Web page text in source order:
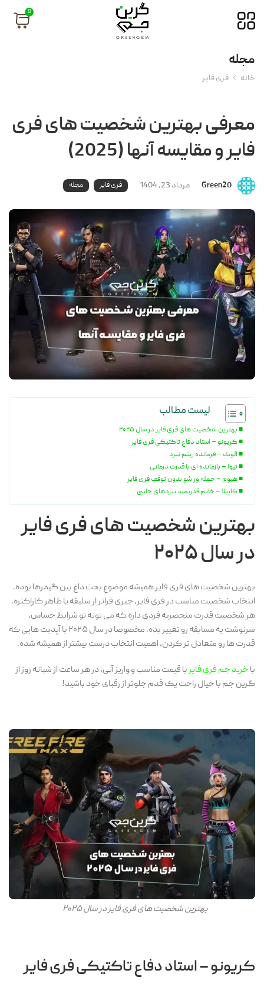
0
مجله
خانه فری فایر
معرفی بهترین شخصیت های فری
فایر و مقایسه آنها (2025)
Green20 مرداد 23, 1404 فری فایر مجله
لیست مطالب
بهترین شخصیت های فری فایر در سال ۲۰۲۵
کریونو – استاد دفاع تاکتیکی فری فایر
آلوک – فرمانده ریتم نبرد
تیوا – بازمانده ای با قدرت درمانی
هیوم – حمله ور شو بدون توقف فری فایر
کاپیلا – خانم قدرتمند نبردهای جانبی
بهترین شخصیت های فری فایر
در سال ۲۰۲۵
بهترین شخصیت های فری فایر همیشه موضوع بحث داغ بین گیمرها بوده.
انتخاب شخصیت مناسب در فری فایر، چیزی فراتر از سلیقه یا ظاهر کاراکتره.
هر شخصیت قدرت منحصر‌به فردی داره که می تونه تو شرایط حساس،
سرنوشت یه مسابقه رو تغییر بده. مخصوصا در سال ۲۰۲۵ با آپدیت هایی که
قدرت ها رو متعادل تر کردن، اهمیت انتخاب درست بیشتر از همیشه شده.
باخرید جم فری فایربا قیمت مناسب و واریز آنی، در هر ساعت از شبانه روز از
گرین جم با خیال راحت یک قدم جلوتر از رقبای خود باشید!
بهترین شخصیت های فری فایر در سال ۲۰۲۵
کریونو – استاد دفاع تاکتیکی فری فایر